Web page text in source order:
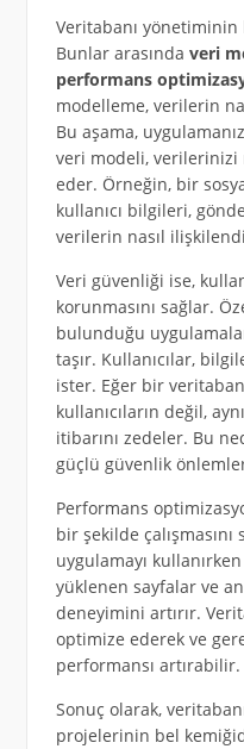
Veritabanı yönetiminin
Bunlar arasında veri
performans
modelleme, verilerin
Bu aşama,
veri modeli, verilerinizi
eder. Örneğin, bir
kullanıcı bilgileri,
verilerin nasıl
Veri güvenliği ise,
korunmasını sağlar.
bulunduğu
taşır. Kullanıcılar,
ister. Eğer bir
kullanıcıların değil,
itibarını zedeler. Bu
güçlü güvenlik
Performans
bir şekilde
uygulamayı
yüklenen sayfalar ve
deneyimini artırır.
optimize ederek ve
performansı artırabilir.
Sonuç olarak,
projelerinin bel